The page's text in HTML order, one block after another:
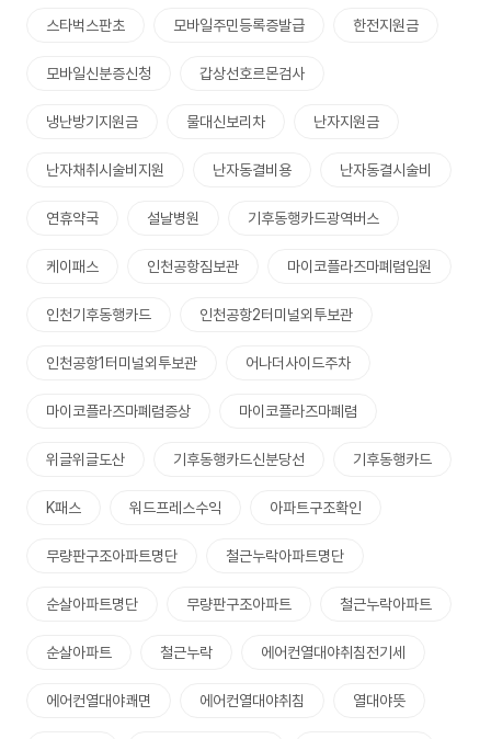
스타벅스판초 모바일주민등록증발급 한전지원금
모바일신분증신청 갑상선호르몬검사
냉난방기지원금 물대신보리차 난자지원금
난자채취시술비지원 난자동결비용 난자동결시술비
연휴약국 설날병원 기후동행카드광역버스
케이패스 인천공항짐보관 마이코플라즈마폐렴입원
인천기후동행카드 인천공항2터미널외투보관
인천공항1터미널외투보관 어나더사이드주차
마이코플라즈마폐렴증상 마이코플라즈마폐렴
위글위글도산 기후동행카드신분당선 기후동행카드
K패스 워드프레스수익 아파트구조확인
무량판구조아파트명단 철근누락아파트명단
순살아파트명단 무량판구조아파트 철근누락아파트
순살아파트 철근누락 에어컨열대야취침전기세
에어컨열대야쾌면 에어컨열대야취침 열대야뜻